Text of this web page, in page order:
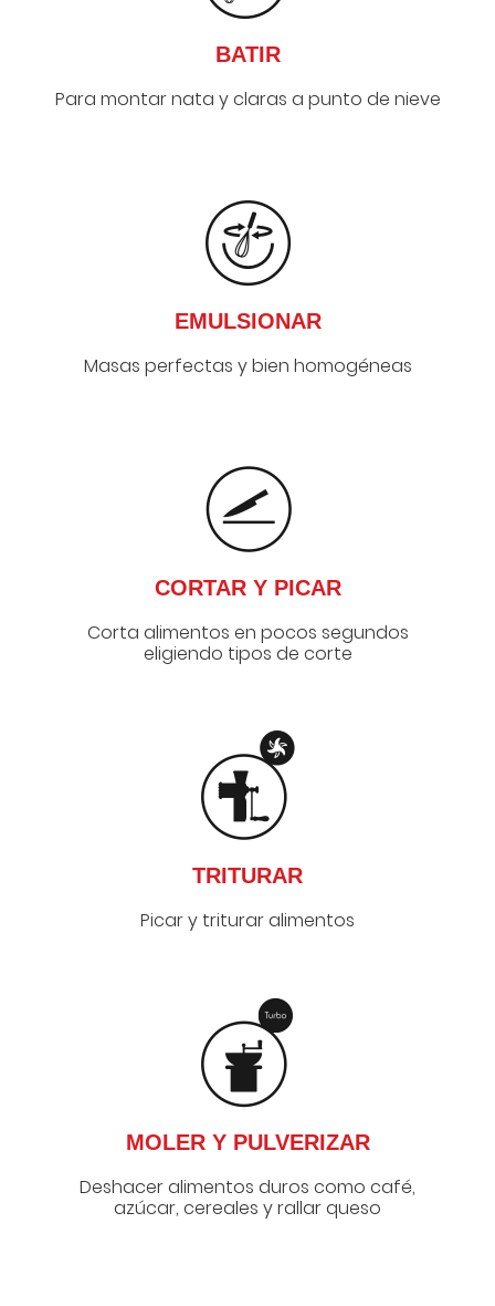
BATIR
Para montar nata y claras a punto de nieve
EMULSIONAR
Masas perfectas y bien homogéneas
CORTAR Y PICAR
Corta alimentos en pocos segundos
eligiendo tipos de corte
TRITURAR
Picar y triturar alimentos
MOLER Y PULVERIZAR
Deshacer alimentos duros como café,
azúcar, cereales y rallar queso